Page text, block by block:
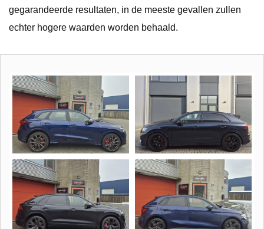
gegarandeerde resultaten, in de meeste gevallen zullen
echter hogere waarden worden behaald.